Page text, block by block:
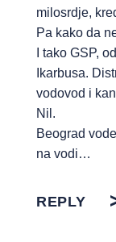
milosrdje,
Pa kako da
I tako GSP,
Ikarbusa.
vodovod i
Nil.
Beograd
na vodi…
REPLY